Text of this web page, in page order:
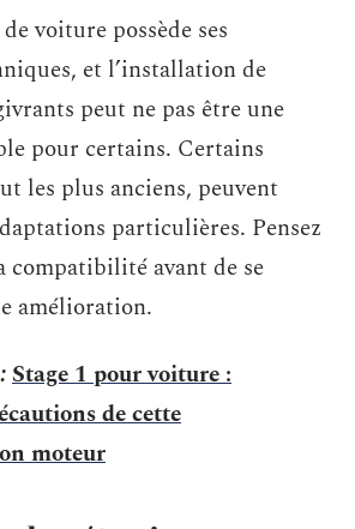
voiture possède ses
et l’installation de
peut ne pas être une
pour certains. Certains
les plus anciens, peuvent
particulières. Pensez
compatibilité avant de se
amélioration.
Stage 1 pour voiture :
de cette
moteur